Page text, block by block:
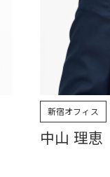
新宿オフィス
中山 理恵